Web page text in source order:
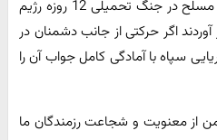
وی افزود: همانطور که نیروهای مسلح در جنگ تحمیلی 12 روزه رژیم
آوردند اگر حرکتی از جانب دشمنان در
سپاه با آمادگی کامل جواب آن را
از معنویت و شجاعت رزمندگان ما